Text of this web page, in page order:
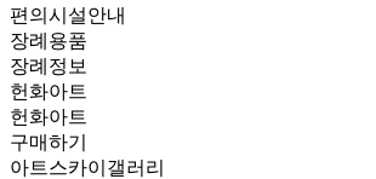
편의시설안내
장례용품
장례정보
헌화아트
헌화아트
구매하기
아트스카이갤러리